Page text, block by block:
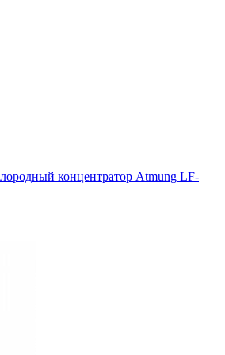
концентратор Atmung LF-